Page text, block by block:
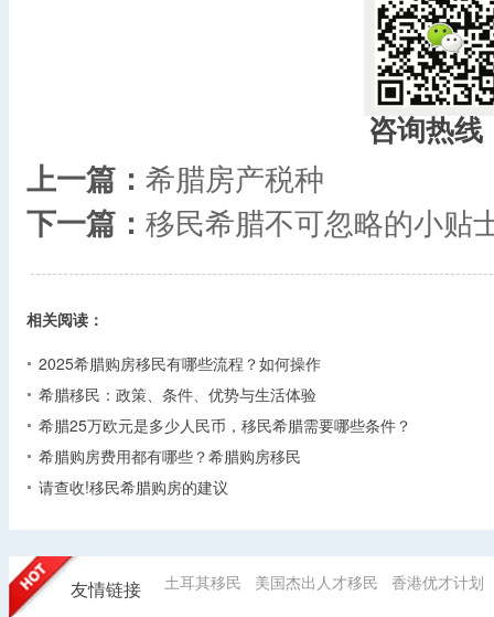
咨询热线
上一篇： 希腊房产税种
下一篇： 移民希腊不可忽略的小贴
相关阅读：
2025希腊购房移民有哪些流程？如何操作
希腊移民：政策、条件、优势与生活体验
希腊25万欧元是多少人民币，移民希腊需要哪些条件？
希腊购房费用都有哪些？希腊购房移民
请查收!移民希腊购房的建议
友情链接 土耳其移民 美国杰出人才移民 香港优才计划